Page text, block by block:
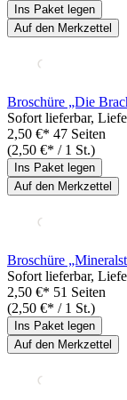
Ins Paket legen
Auf den Merkzettel
Broschüre „Die
Sofort lieferbar,
2,50 €* 47 Seiten
(2,50 €* / 1 St.)
Ins Paket legen
Auf den Merkzettel
Broschüre
Sofort lieferbar,
2,50 €* 51 Seiten
(2,50 €* / 1 St.)
Ins Paket legen
Auf den Merkzettel